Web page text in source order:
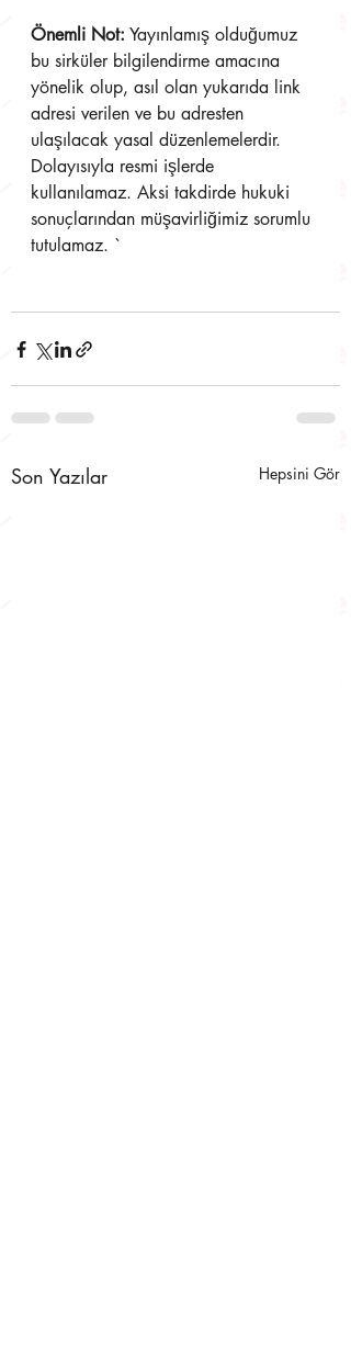
Önemli Not: Yayınlamış olduğumuz
bu sirküler bilgilendirme amacına
yönelik olup, asıl olan yukarıda link
adresi verilen ve bu adresten
ulaşılacak yasal düzenlemelerdir.
Dolayısıyla resmi işlerde
kullanılamaz. Aksi takdirde hukuki
sonuçlarından müşavirliğimiz sorumlu
tutulamaz. `
Son Yazılar Hepsini Gör